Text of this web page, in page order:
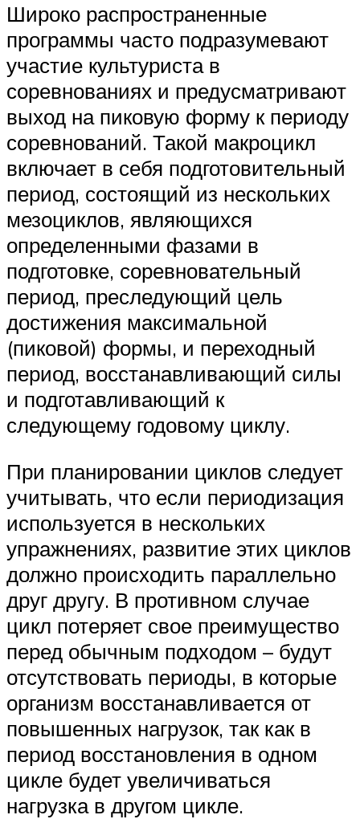
Широко распространенные
программы часто подразумевают
участие культуриста в
соревнованиях и предусматривают
выход на пиковую форму к периоду
соревнований. Такой макроцикл
включает в себя подготовительный
период, состоящий из нескольких
мезоциклов, являющихся
определенными фазами в
подготовке, соревновательный
период, преследующий цель
достижения максимальной
(пиковой) формы, и переходный
период, восстанавливающий силы
и подготавливающий к
следующему годовому циклу.
При планировании циклов следует
учитывать, что если периодизация
используется в нескольких
упражнениях, развитие этих циклов
должно происходить параллельно
друг другу. В противном случае
цикл потеряет свое преимущество
перед обычным подходом – будут
отсутствовать периоды, в которые
организм восстанавливается от
повышенных нагрузок, так как в
период восстановления в одном
цикле будет увеличиваться
нагрузка в другом цикле.